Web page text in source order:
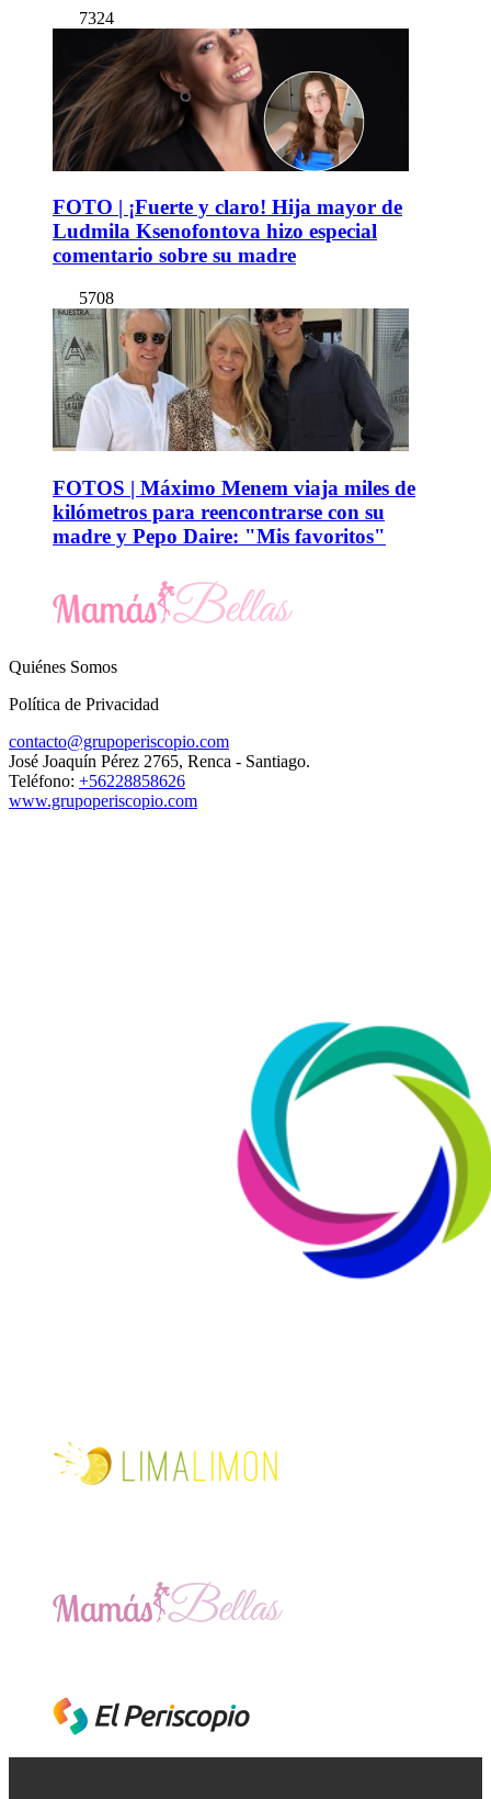
7324
FOTO | ¡Fuerte y claro! Hija mayor de
Ludmila Ksenofontova hizo especial
comentario sobre su madre
5708
FOTOS | Máximo Menem viaja miles de
kilómetros para reencontrarse con su
madre y Pepo Daire: "Mis favoritos"
Quiénes Somos
Política de Privacidad
contacto@grupoperiscopio.com
José Joaquín Pérez 2765, Renca - Santiago.
Teléfono: +56228858626
www.grupoperiscopio.com